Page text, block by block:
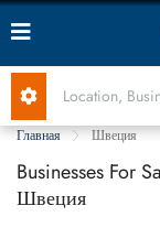
Главная Швеция
Businesses For
Швеция